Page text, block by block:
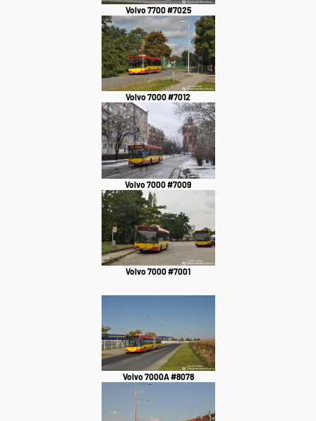
Volvo 7700 #7025
Volvo 7000 #7012
Volvo 7000 #7009
Volvo 7000 #7001
Volvo 7000A #8078